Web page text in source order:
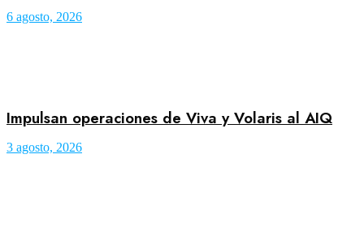
6 agosto, 2026
Impulsan operaciones de Viva y Volaris al AIQ
3 agosto, 2026